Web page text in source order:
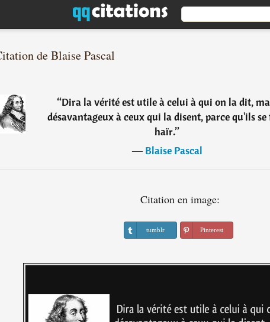
de Blaise Pascal
“Dira la vérité est utile à celui à qui on la dit,
désavantageux à ceux qui la disent, parce qu'ils
haïr.”
―Blaise Pascal
Citation en image:
tumblr Pinterest